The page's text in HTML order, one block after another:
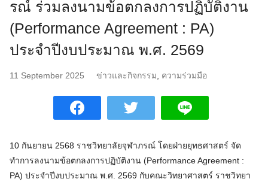
รณ์ ร่วมลงนามข้อตกลงการปฏิบัติงาน
(Performance Agreement : PA)
ประจำปีงบประมาณ พ.ศ. 2569
11 September 2025 ข่าวและกิจกรรม ความร่วมมือ
10 กันยายน 2568 ราชวิทยาลัยจุฬาภรณ์ โดยฝ่ายยุทธศาสตร์ จัด
ทำการลงนามข้อตกลงการปฏิบัติงาน (Performance Agreement :
PA) ประจำปีงบประมาณ พ.ศ. 2569 กับคณะวิทยาศาสตร์ ราชวิทยา